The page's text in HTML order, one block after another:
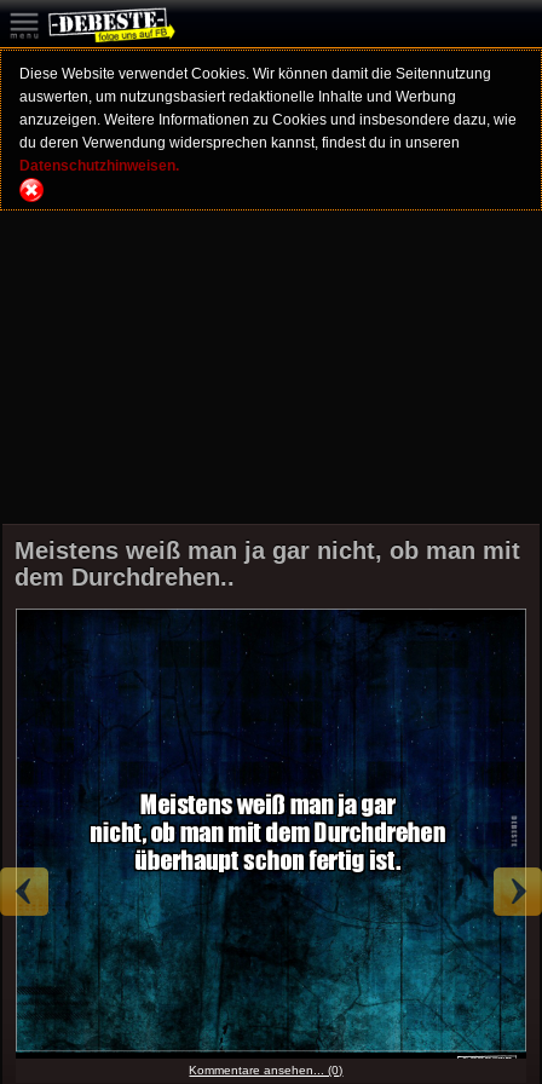
Diese Website verwendet Cookies. Wir können damit die Seitennutzung
auswerten, um nutzungsbasiert redaktionelle Inhalte und Werbung
anzuzeigen. Weitere Informationen zu Cookies und insbesondere dazu, wie
du deren Verwendung widersprechen kannst, findest du in unseren
Datenschutzhinweisen.
Meistens weiß man ja gar nicht, ob man mit
dem Durchdrehen..
Kommentare ansehen... (0)